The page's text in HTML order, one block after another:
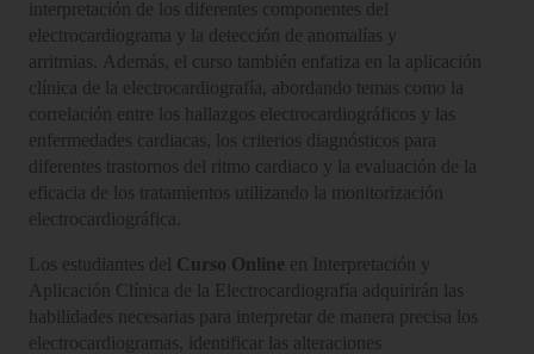
interpretación de los diferentes componentes del
electrocardiograma y la detección de anomalías y
arritmias. Además, el curso también enfatiza en la aplicación
clínica de la electrocardiografía, abordando temas como la
correlación entre los hallazgos electrocardiográficos y las
enfermedades cardiacas, los criterios diagnósticos para
diferentes trastornos del ritmo cardiaco y la evaluación de la
eficacia de los tratamientos utilizando la monitorización
electrocardiográfica.
Los estudiantes del Curso Online en Interpretación y
Aplicación Clínica de la Electrocardiografía adquirirán las
habilidades necesarias para interpretar de manera precisa los
electrocardiogramas, identificar las alteraciones